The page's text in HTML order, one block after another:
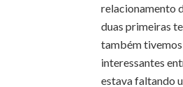
relacionamento
duas primeiras
também tivemos
interessantes
estava faltando